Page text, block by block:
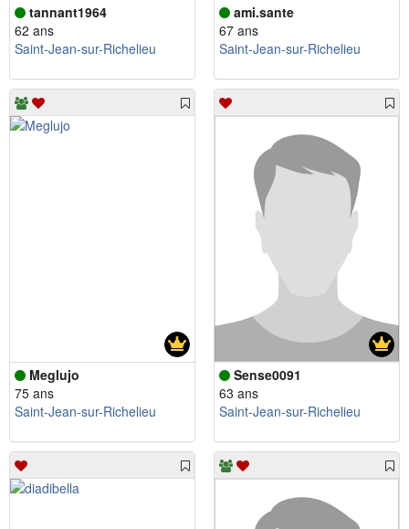
tannant1964
62 ans
Saint-Jean-sur-Richelieu
ami.sante
67 ans
Saint-Jean-sur-Richelieu
Meglujo
75 ans
Saint-Jean-sur-Richelieu
Sense0091
63 ans
Saint-Jean-sur-Richelieu